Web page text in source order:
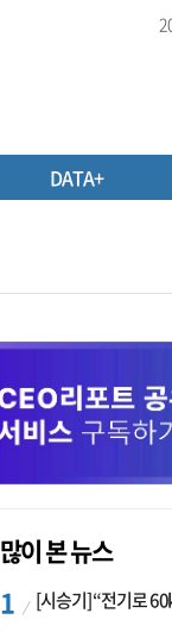
DATA+
많이 본 뉴스
[시승기] “전기로 60km, 밟으면 462마력